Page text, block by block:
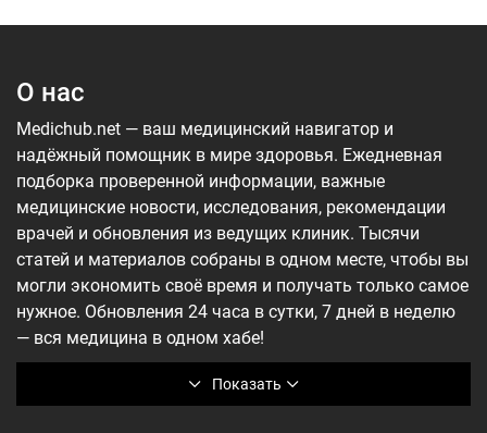
О нас
Показать
Medichub.net — ваш медицинский навигатор и
надёжный помощник в мире здоровья. Ежедневная
подборка проверенной информации, важные
медицинские новости, исследования, рекомендации
врачей и обновления из ведущих клиник. Тысячи
статей и материалов собраны в одном месте, чтобы вы
могли экономить своё время и получать только самое
нужное. Обновления 24 часа в сутки, 7 дней в неделю
— вся медицина в одном хабе!